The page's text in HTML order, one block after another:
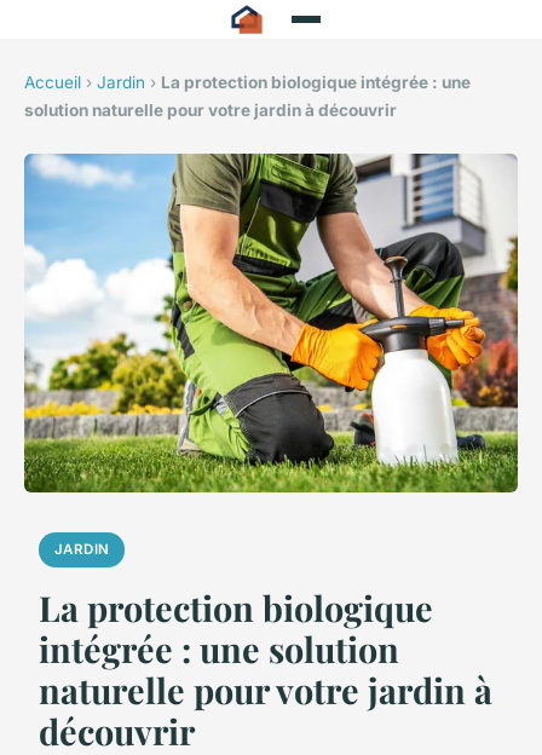
Accueil › Jardin › La protection biologique intégrée : une
solution naturelle pour votre jardin à découvrir
JARDIN
La protection biologique
intégrée : une solution
naturelle pour votre jardin à
découvrir